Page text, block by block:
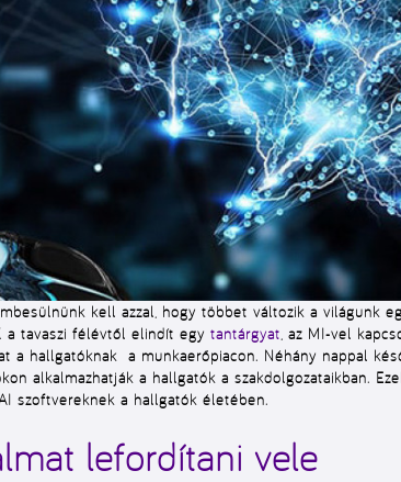
kell azzal, hogy többet változik a világunk
a tavaszi félévtől elindít egytantárgyat , az MI-vel
a hallgatóknak a munkaerőpiacon. Néhány nappal
alkalmazhatják a hallgatók a szakdolgozataikban.
szoftvereknek a hallgatók életében.
lefordítani vele